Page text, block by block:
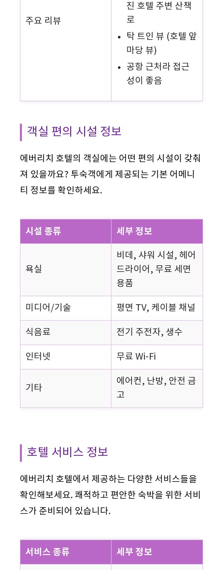
주요 리뷰
진 호텔 주변 산책
로
탁 트인 뷰 (호텔 앞
마당 뷰)
공항 근처라 접근
성이 좋음
객실 편의 시설 정보
에버리치 호텔의 객실에는 어떤 편의 시설이 갖춰
져 있을까요? 투숙객에게 제공되는 기본 어메니
티 정보를 확인하세요.
시설 종류 세부 정보
욕실
비데, 샤워 시설, 헤어
드라이어, 무료 세면
용품
미디어/기술 평면 TV, 케이블 채널
식음료 전기 주전자, 생수
인터넷 무료 Wi-Fi
기타
에어컨, 난방, 안전 금
고
호텔 서비스 정보
에버리치 호텔에서 제공하는 다양한 서비스들을
확인해보세요. 쾌적하고 편안한 숙박을 위한 서비
스가 준비되어 있습니다.
서비스 종류 세부 정보